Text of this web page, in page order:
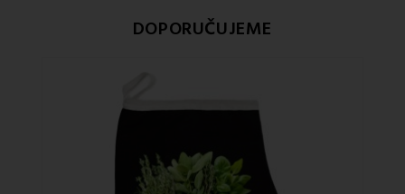
DOPORUČUJEME